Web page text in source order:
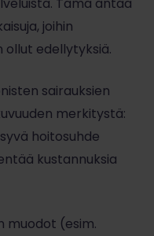
joihin
ollut edellytyksiä.
sairauksien
merkitystä:
hoitosuhde
kustannuksia
muodot (esim.